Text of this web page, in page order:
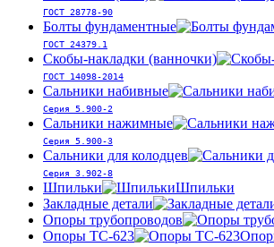
ГОСТ 28778-90
Болты фундаментные
ГОСТ 24379.1
Скобы-накладки (ванночки)
ГОСТ 14098-2014
Сальники набивные
Серия 5.900-2
Сальники нажимные
Серия 5.900-3
Сальники для колодцев
Серия 3.902-8
Шпильки
Шпильки
Закладные детали
Опоры трубопроводов
Опоры ТС-623